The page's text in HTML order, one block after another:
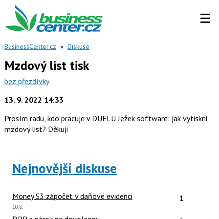
BusinessCenter.cz » Diskuse
Mzdový list tisk
bez přezdívky
13. 9. 2022 14:33
Prosím radu, kdo pracuje v DUELU Ježek software: jak vytiskni
mzdový list? Děkuji
Nejnovější diskuse
Money S3 zápočet v daňové evidenci Počet
1
Poslední
10.8.